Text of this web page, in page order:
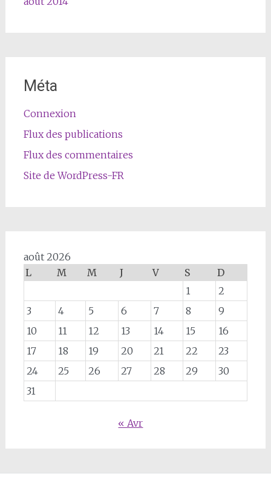
Méta
Connexion
Flux des publications
Flux des commentaires
Site de WordPress-FR
août 2026
L
M M J V S
D
1
2
3
4 5 6 7 8
9
10
11 12 13 14 15
16
17
18 19 20 21 22
23
24
25 26 27 28 29
30
31
« Avr